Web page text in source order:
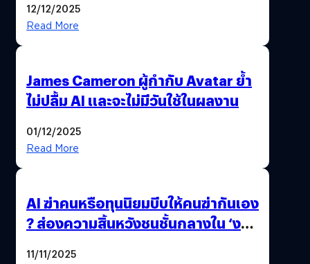
12/12/2025
Read More
James Cameron ผู้กำกับ Avatar ย้ำ
ไม่ปลื้ม AI และจะไม่มีวันใช้ในผลงาน
01/12/2025
Read More
AI ฆ่าคนหรือทุนนิยมบีบให้คนฆ่ากันเอง
? ส่องความสิ้นหวังชนชั้นกลางใน ‘งาน
11/11/2025